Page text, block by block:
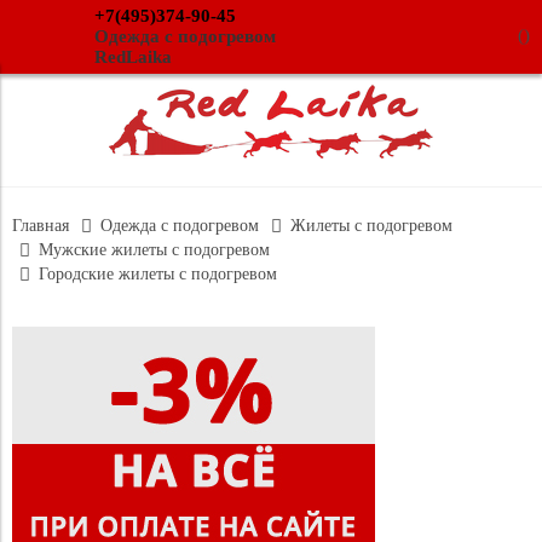
+7(495)374-90-45
Одежда с подогревом
RedLaika
()
Главная Одежда с подогревом
Жилеты с подогревом
Мужские жилеты с подогревом
Городские жилеты с подогревом